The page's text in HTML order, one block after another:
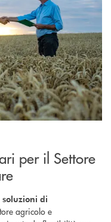
per il Settore
soluzioni di
agricolo e